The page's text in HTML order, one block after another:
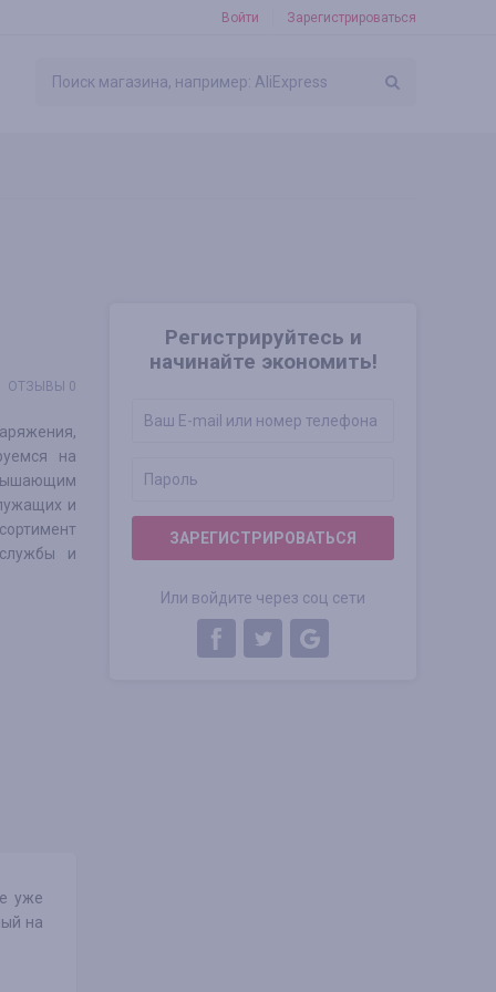
Войти Зарегистрироваться
Регистрируйтесь и
начинайте экономить!
ЗАРЕГИСТРИРОВАТЬСЯ
Или войдите через соц сети
ОТЗЫВЫ 0
на
и
и
уже
на